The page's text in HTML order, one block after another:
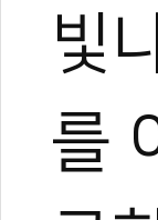
빛
를